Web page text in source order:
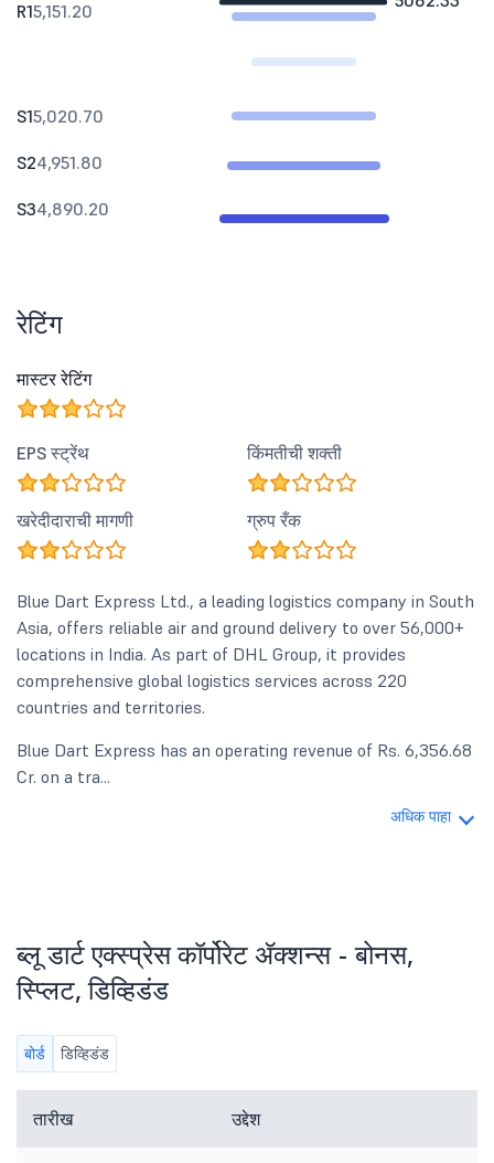
R15,151.20
S15,020.70
S24,951.80
S34,890.20
रेटिंग
मास्टर रेटिंग
EPS स्ट्रेंथ किंमतीची शक्ती
खरेदीदाराची मागणी ग्रुप रँक
Blue Dart Express Ltd., a leading logistics company in South
Asia, offers reliable air and ground delivery to over 56,000+
locations in India. As part of DHL Group, it provides
comprehensive global logistics services across 220
countries and territories.
Blue Dart Express has an operating revenue of Rs. 6,356.68
Cr. on a tra...
अधिक पाहा
ब्लू डार्ट एक्स्प्रेस कॉर्पोरेट ॲक्शन्स - बोनस,
स्प्लिट, डिव्हिडंड
बोर्ड डिव्हिडंड
तारीख उद्देश